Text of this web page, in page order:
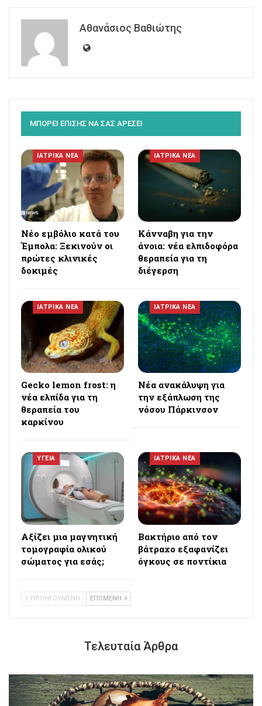
Αθανάσιος Βαθιώτης
ΜΠΟΡΕΙ ΕΠΙΣΗΣ ΝΑ ΣΑΣ ΑΡΕΣΕΙ
ΙΑΤΡΙΚΑ ΝΕΑ
Νέο εμβόλιο κατά του
Έμπολα: Ξεκινούν οι
πρώτες κλινικές
δοκιμές
ΙΑΤΡΙΚΑ ΝΕΑ
Κάνναβη για την
άνοια: νέα ελπιδοφόρα
θεραπεία για τη
διέγερση
ΙΑΤΡΙΚΑ ΝΕΑ
Gecko lemon frost: η
νέα ελπίδα για τη
θεραπεία του
καρκίνου
ΙΑΤΡΙΚΑ ΝΕΑ
Νέα ανακάλυψη για
την εξάπλωση της
νόσου Πάρκινσον
ΥΓΕΙΑ
Αξίζει μια μαγνητική
τομογραφία ολικού
σώματος για εσάς;
ΙΑΤΡΙΚΑ ΝΕΑ
Βακτήριο από τον
βάτραχο εξαφανίζει
όγκους σε ποντίκια
ΠΡΟΗΓΟΥΜΕΝΗ ΕΠΟΜΕΝΗ
Τελευταία Άρθρα